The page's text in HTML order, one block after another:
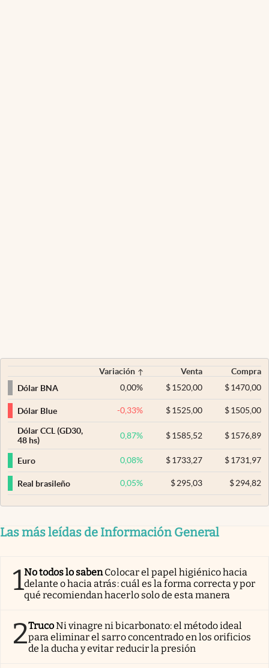
Variación Venta
Compra
Dólar BNA
0,00% $ 1520,00 $1470,00
Dólar Blue -0,33% $ 1525,00 $1505,00
Dólar CCL (GD30,
48 hs)
0,87% $ 1585,52 $1576,89
Euro 0,08% $ 1733,27 $1731,97
Real brasileño 0,05% $295,03 $294,82
Las más leídas de Información General
1No todos lo sabenColocar el papel higiénico hacia
delante o hacia atrás: cuál es la forma correcta y por
qué recomiendan hacerlo solo de esta manera
2TrucoNi vinagre ni bicarbonato: el método ideal
para eliminar el sarro concentrado en los orificios
de la ducha y evitar reducir la presión